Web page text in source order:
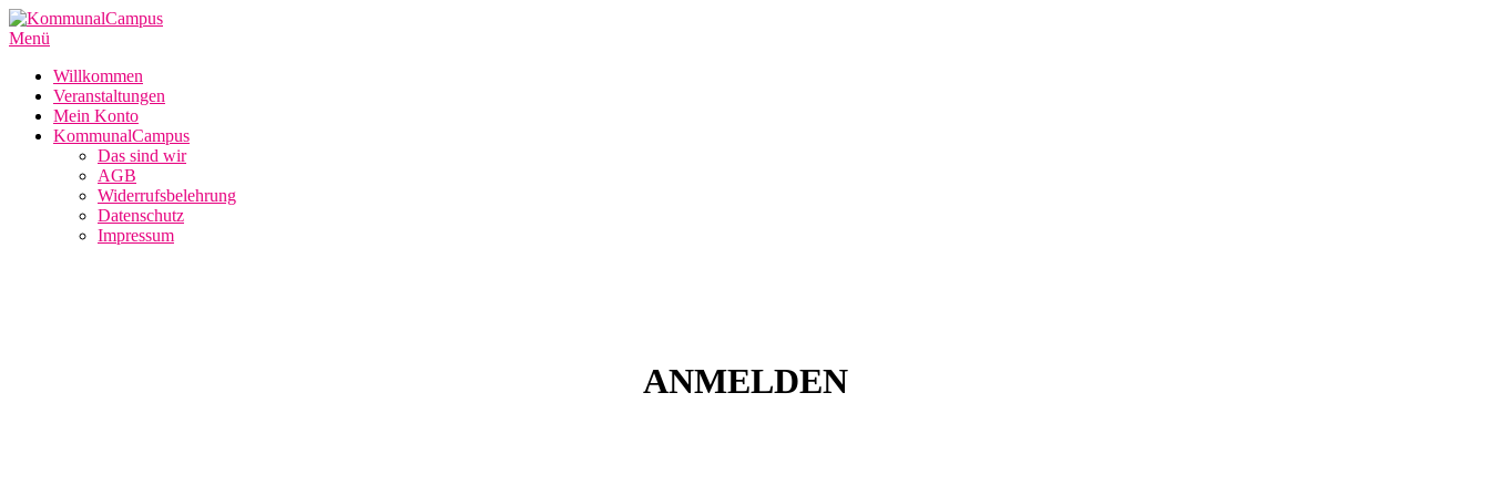
Zum
Inhalt
Menü
Willkommen
Veranstaltungen
Mein Konto
KommunalCampus
Das sind wir
AGB
Widerrufsbelehrung
Datenschutz
Impressum
ANMELDEN